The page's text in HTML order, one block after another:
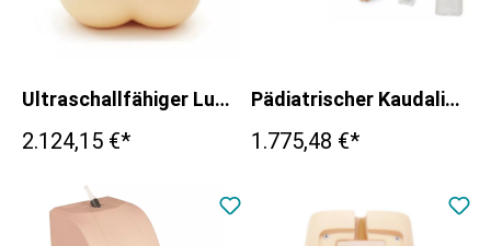
Ultraschallfähiger Lumbalpunktions-/Epiduralpunktions-Simulator
2.124,15 €*
Pädiatrischer Kaudalinjektionssimulator
1.775,48 €*